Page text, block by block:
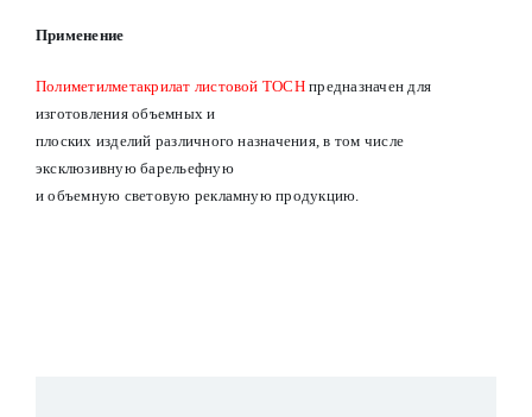
Применение
Полиметилметакрилат листовой ТОСНпредназначен для
изготовления объемных и
плоских изделий различного назначения, в том числе
эксклюзивную барельефную
и объемную световую рекламную продукцию.